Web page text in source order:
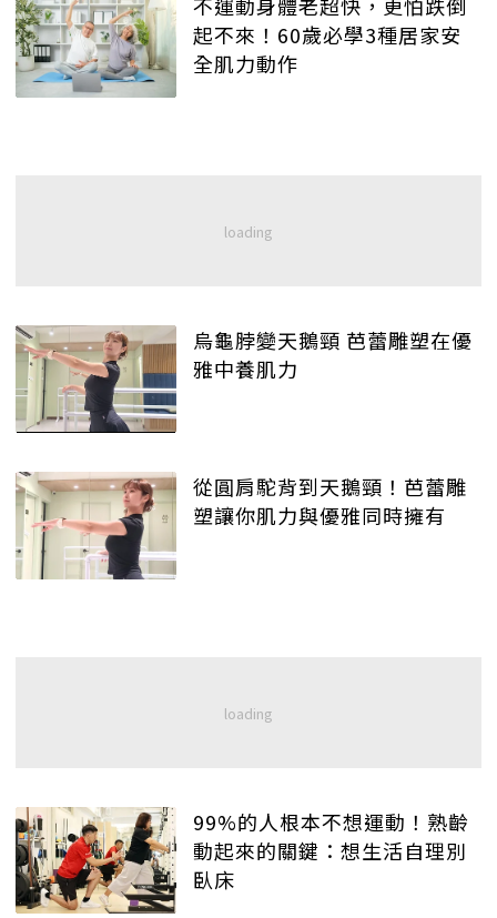
起不來！60歲必學3種居家安
全肌力動作
烏龜脖變天鵝頸 芭蕾雕塑在優
雅中養肌力
從圓肩駝背到天鵝頸！芭蕾雕
塑讓你肌力與優雅同時擁有
99%的人根本不想運動！熟齡
動起來的關鍵：想生活自理別
臥床